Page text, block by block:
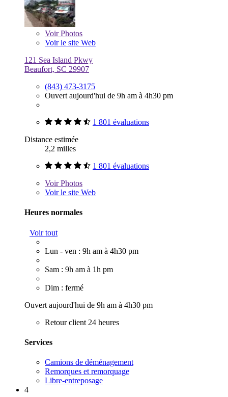
VoirPhotos
Voir le site Web
121 Sea Island Pkwy
Beaufort, SC 29907
(843) 473-3175
Ouvert aujourd'hui de 9h am à 4h30 pm
1 801 évaluations
Distance estimée
2,2 milles
1 801 évaluations
VoirPhotos
Voir le site Web
Heures normales
Voir tout
Lun - ven : 9h am à 4h30 pm
Sam : 9h am à 1h pm
Dim : fermé
Ouvert aujourd'hui de 9h am à 4h30 pm
Retour client 24 heures
Services
Camions de déménagement
Remorques et remorquage
Libre-entreposage
4